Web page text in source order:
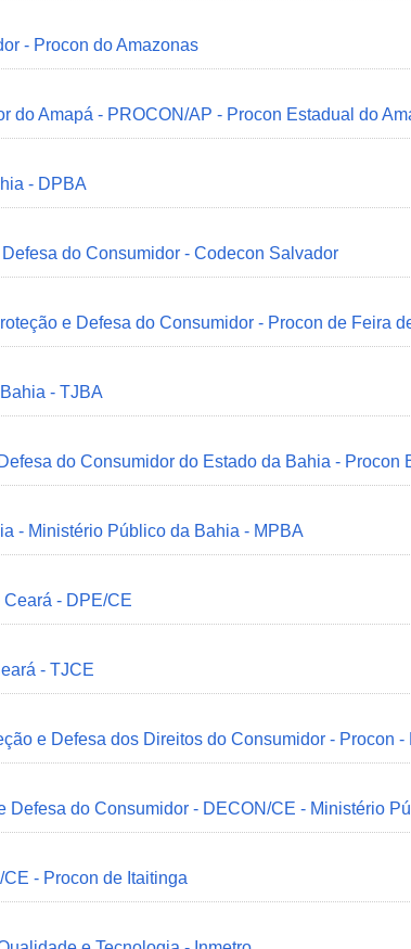
- Procon do Amazonas
do Amapá - PROCON/AP - Procon Estadual do
- DPBA
do Consumidor - Codecon Salvador
e Defesa do Consumidor - Procon de Feira
- TJBA
do Consumidor do Estado da Bahia - Procon
- Ministério Público da Bahia - MPBA
- DPE/CE
- TJCE
e Defesa dos Direitos do Consumidor - Procon -
Defesa do Consumidor - DECON/CE - Ministério
- Procon de Itaitinga